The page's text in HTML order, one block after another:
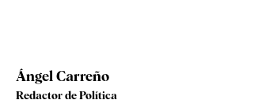
Ángel Carreño
Redactor de Política